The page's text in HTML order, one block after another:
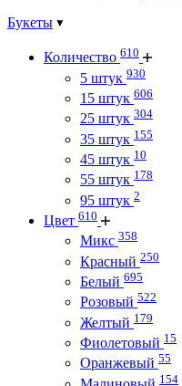
Букеты
Количество 610
5 штук 930
15 штук 606
25 штук 304
35 штук 155
45 штук 10
55 штук 178
95 штук 2
Цвет 610
Микс 358
Красный 250
Белый 695
Розовый 522
Желтый 179
Фиолетовый 15
Оранжевый 55
154